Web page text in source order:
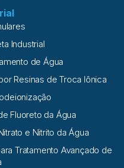
Industrial
de Água
Resinas de Troca Iônica
Fluoreto da Água
e Nitrito da Água
Tratamento Avançado de